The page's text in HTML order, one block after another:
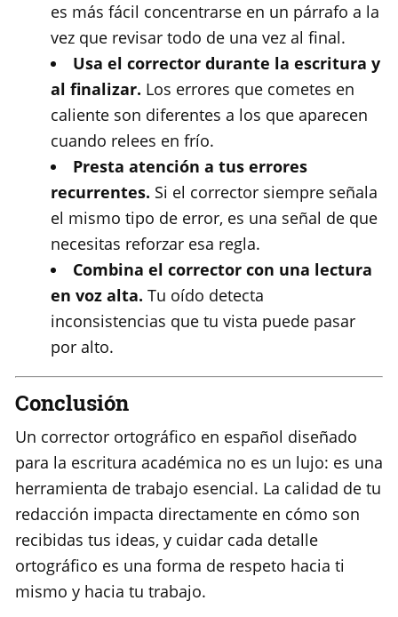
es más fácil concentrarse en un párrafo a la
vez que revisar todo de una vez al final.
Usa el corrector durante la escritura y
al finalizar. Los errores que cometes en
caliente son diferentes a los que aparecen
cuando relees en frío.
Presta atención a tus errores
recurrentes. Si el corrector siempre señala
el mismo tipo de error, es una señal de que
necesitas reforzar esa regla.
Combina el corrector con una lectura
en voz alta. Tu oído detecta
inconsistencias que tu vista puede pasar
por alto.
Conclusión
Un corrector ortográfico en español diseñado
para la escritura académica no es un lujo: es una
herramienta de trabajo esencial. La calidad de tu
redacción impacta directamente en cómo son
recibidas tus ideas, y cuidar cada detalle
ortográfico es una forma de respeto hacia ti
mismo y hacia tu trabajo.